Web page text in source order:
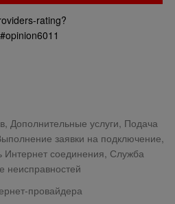
rating?
Дополнительные услуги, Подача
заявки на подключение,
Интернет соединения, Служба
неисправностей
провайдера